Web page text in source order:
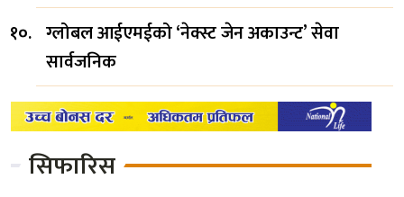
ग्लोबल आईएमईको ‘नेक्स्ट जेन अकाउन्ट’ सेवा
सार्वजनिक
सिफारिस